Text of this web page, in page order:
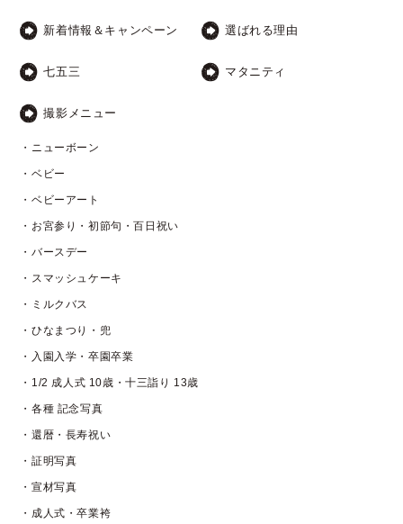
新着情報＆キャンペーン 選ばれる理由
七五三 マタニティ
撮影メニュー
・ニューボーン
・ベビー
・ベビーアート
・お宮参り・初節句・百日祝い
・バースデー
・スマッシュケーキ
・ミルクバス
・ひなまつり・兜
・入園入学・卒園卒業
・1/2 成人式 10歳・十三詣り 13歳
・各種 記念写真
・還暦・長寿祝い
・証明写真
・宣材写真
・成人式・卒業袴